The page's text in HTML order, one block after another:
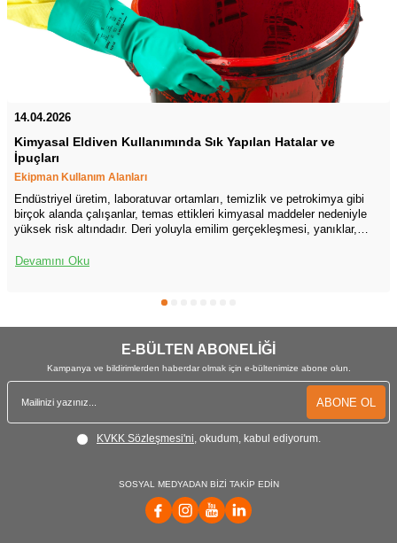
14.04.2026
Kimyasal Eldiven Kullanımında Sık Yapılan Hatalar ve
İpuçları
Ekipman Kullanım Alanları
Endüstriyel üretim, laboratuvar ortamları, temizlik ve petrokimya gibi
birçok alanda çalışanlar, temas ettikleri kimyasal maddeler nedeniyle
yüksek risk altındadır. Deri yoluyla emilim gerçekleşmesi, yanıklar,
doğurabilir. Bu nedenle kimyasal koruyucu eldiven kullanımı, iş
yanlış uygulamaların çok sık yapıldığını göstermektedir. Doğru eldiven
Devamını Oku
E-BÜLTEN ABONELİĞİ
Kampanya ve bildirimlerden haberdar olmak için e-bültenimize abone olun.
ABONE OL
KVKK Sözleşmesi'ni, okudum, kabul ediyorum.
SOSYAL MEDYADAN BİZİ TAKİP EDİN